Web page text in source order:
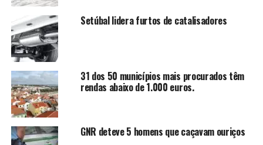
Setúbal lidera furtos de catalisadores
31 dos 50 municípios mais procurados têm
rendas abaixo de 1.000 euros.
GNR deteve 5 homens que caçavam ouriços